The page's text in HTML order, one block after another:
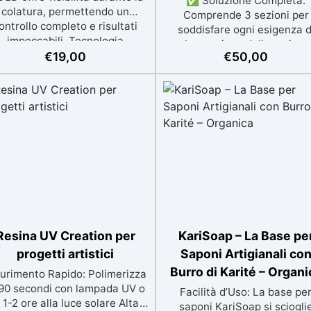
colatura, permettendo un
completo e risultati
impeccabili. Tecnologia
Grazie al sistema a
riduce il ritiro nel
e aumenta la durata del
30% rispetto ai siliconi
tradizionali. Facilità d'uso:
Alta qualità tecnica:
una durezza di 13 Shore A e
fluidità elevata, garantisce
precisi e una facile
estrazione dei modelli.
€19,00
Comprende 3 sezioni per
soddisfare ogni esigenza
lavorazione della resina:
Sgrossatura, Satinatura, e
Lucidatura & Levigatura.
Sgrossatura Accurata:
dischi ABRANET (P120-
per modellare e dare forma
oggetti con precisione,
Lucidatura Perfetta: Set
ABRALON (P500-P4000) con
crema EpoxyPolish per una
lucidatura impeccabile e
superficie liscia e brillante.
Facile da Usare: Include
€50,00
UV Creation per
progetti artistici
Rapido: Polimerizza
secondi con lampada UV o
1-2 ore alla luce solare Alta
KariSoap – La Base
Saponi Artigianali con
Burro di Karité –
Facilità d’Uso: La base per
saponi KariSoap si